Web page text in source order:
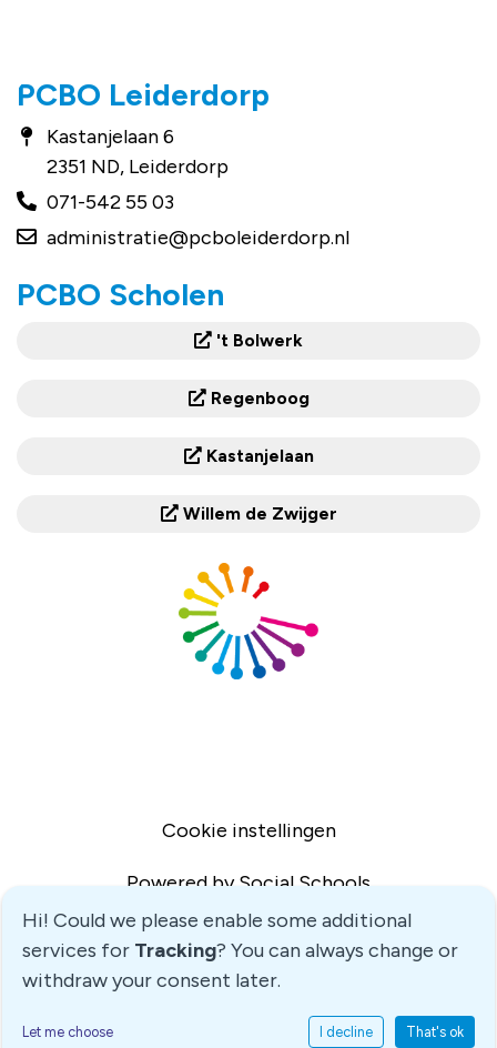
PCBO Leiderdorp
Kastanjelaan 6
2351 ND, Leiderdorp
071-542 55 03
administratie@pcboleiderdorp.nl
PCBO Scholen
't Bolwerk
Regenboog
Kastanjelaan
Willem de Zwijger
Cookie instellingen
Powered bySocial Schools
Hi! Could we please enable some additional
services for Tracking? You can always change or
withdraw your consent later.
Let me choose I decline That's ok